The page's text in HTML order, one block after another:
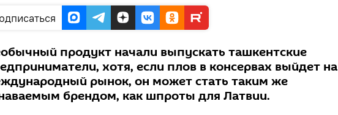
продукт начали выпускать ташкентские
хотя, если плов в консервах выйдет на
рынок, он может стать таким же
брендом, как шпроты для Латвии.